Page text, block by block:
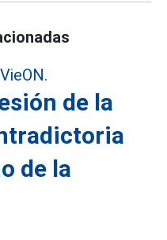
de la
de la